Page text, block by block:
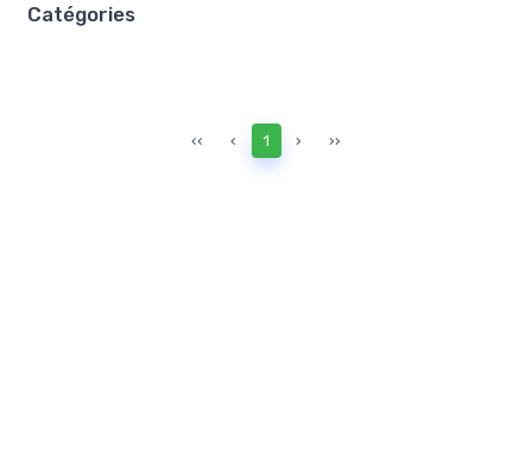
Catégories
‹‹ ‹ 1 › ››